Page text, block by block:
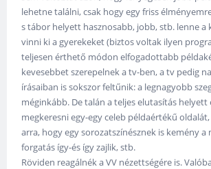
lehetne találni, csak hogy egy friss
s tábor helyett hasznosabb, jobb, stb. lenne a
vinni ki a gyerekeket (biztos voltak ilyen
teljesen érthető módon elfogadottabb
kevesebbet szerepelnek a tv-ben, a tv pedig
írásaiban is sokszor feltűnik: a legnagyobb
méginkább. De talán a teljes elutasítás helyett
megkeresni egy-egy celeb példaértékű
arra, hogy egy sorozatszínésznek is kemény a
forgatás így-és így zajlik, stb.
Röviden reagálnék a VV nézettségére is.